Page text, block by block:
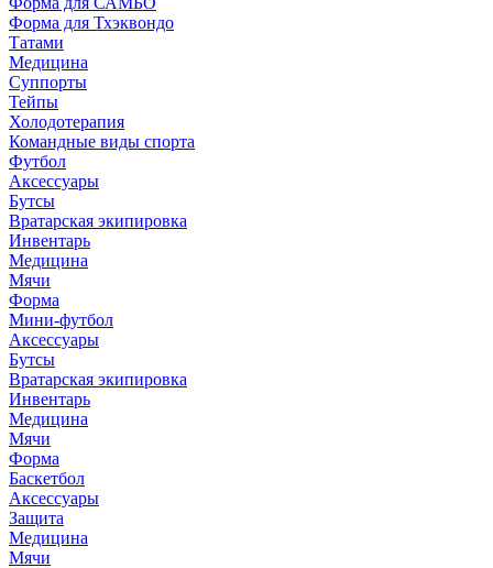
Форма для Тхэквондо
Татами
Медицина
Суппорты
Тейпы
Холодотерапия
Командные виды спорта
Футбол
Аксессуары
Бутсы
Вратарская экипировка
Инвентарь
Медицина
Мячи
Форма
Мини-футбол
Аксессуары
Бутсы
Вратарская экипировка
Инвентарь
Медицина
Мячи
Форма
Баскетбол
Аксессуары
Защита
Медицина
Мячи